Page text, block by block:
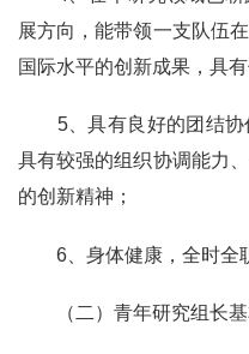
展方向，能带领一支队伍
国际水平的创新成果，具
5、具有良好的团结协
具有较强的组织协调能力
的创新精神；
6 、身体健康，全时全
（二）青年研究组长